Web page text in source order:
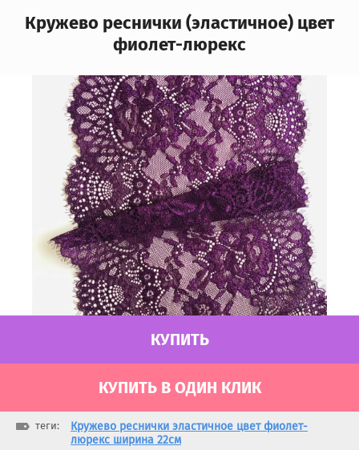
Кружево реснички (эластичное) цвет
фиолет-люрекс
КУПИТЬ
КУПИТЬ В ОДИН КЛИК
теги:
Кружево реснички эластичное цвет фиолет-
люрекс ширина 22см